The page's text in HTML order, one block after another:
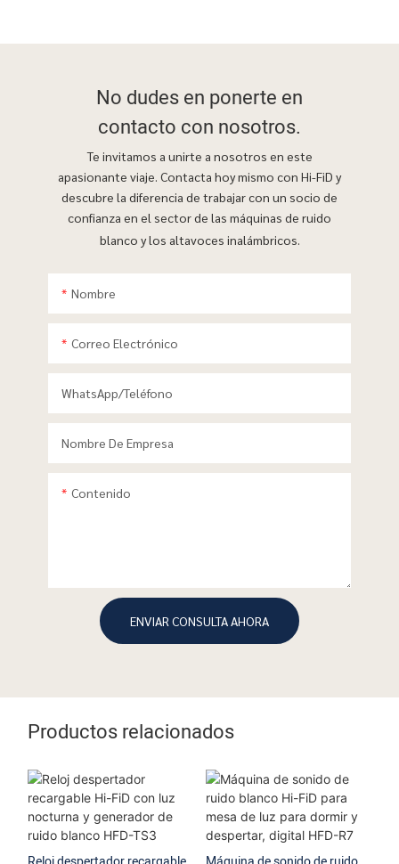
No dudes en ponerte en
contacto con nosotros.
Te invitamos a unirte a nosotros en este
apasionante viaje. Contacta hoy mismo con Hi-FiD y
descubre la diferencia de trabajar con un socio de
confianza en el sector de las máquinas de ruido
blanco y los altavoces inalámbricos.
Nombre
Correo Electrónico
WhatsApp/teléfono
Nombre De Empresa
Contenido
ENVIAR CONSULTA AHORA
Productos relacionados